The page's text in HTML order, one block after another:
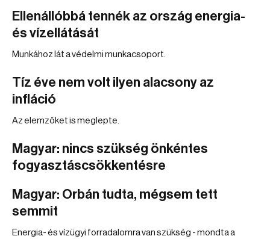
Ellenállóbbá tennék az ország energia-
és vízellátását
Munkához lát a védelmi munkacsoport.
Tíz éve nem volt ilyen alacsony az
infláció
Az elemzőket is meglepte.
Magyar: nincs szükség önkéntes
fogyasztáscsökkentésre
Magyar: Orbán tudta, mégsem tett
semmit
Energia- és vízügyi forradalomra van szükség - mondta a